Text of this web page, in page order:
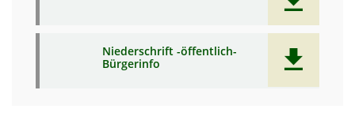
Niederschrift -öffentlich-
Bürgerinfo